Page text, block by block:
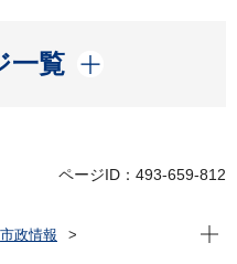
一覧
く
ページID：493-659-812
市政情報
現在